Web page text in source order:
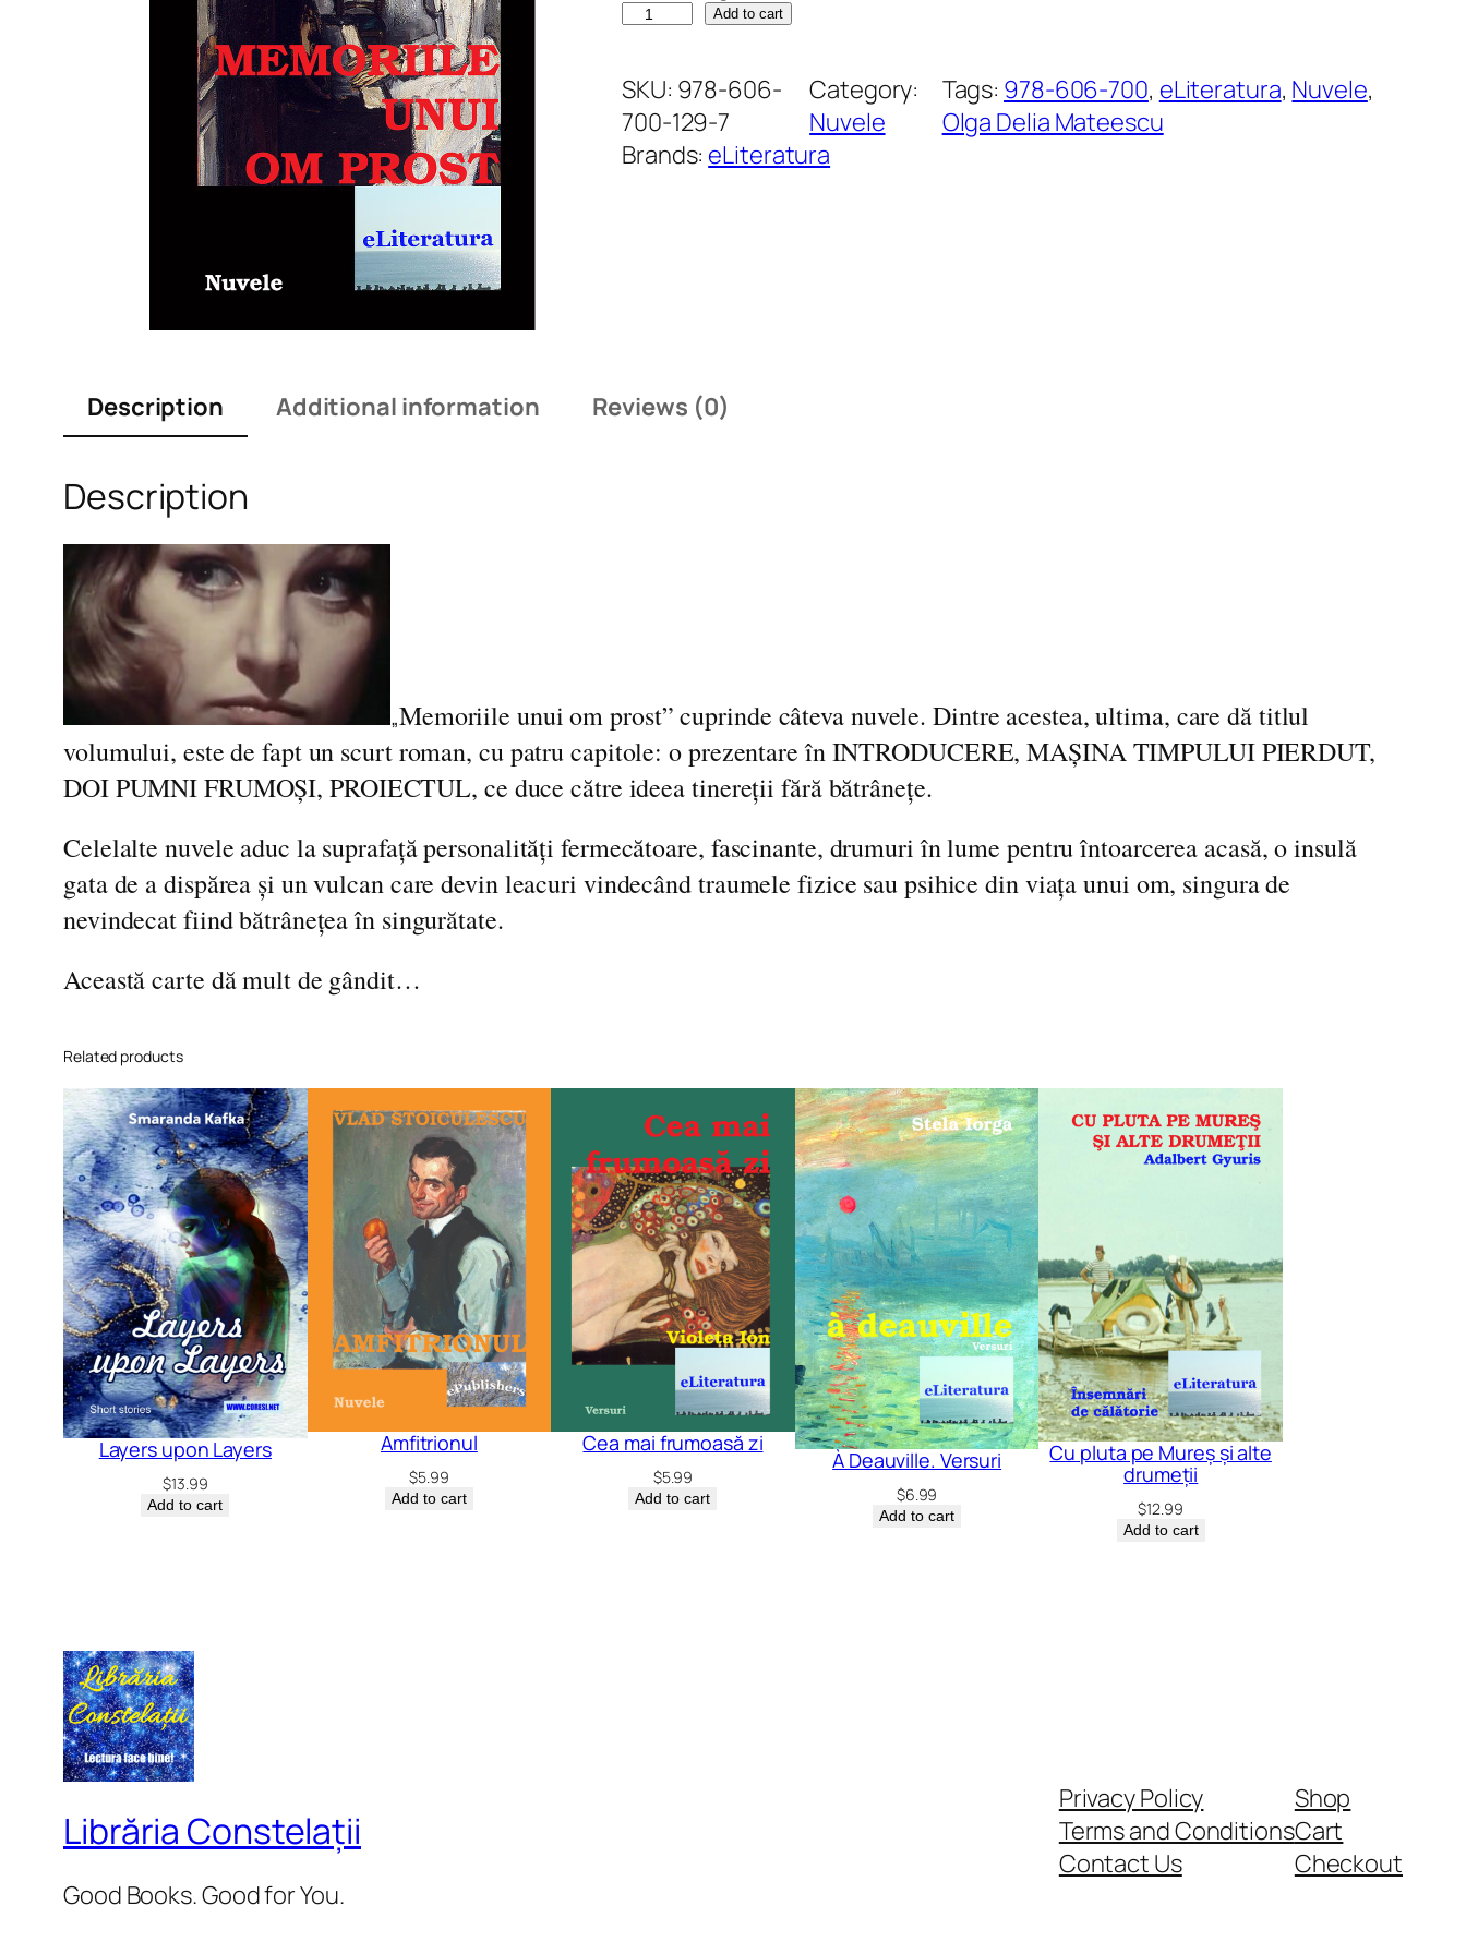
M
m
o
r
i
N
v
e
e
q
t
Add to cart
SKU: 978-606-
700-129-7
Category:
Nuvele
Tags: 978-606-700, eLiteratura, Nuvele
Olga Delia Mateescu
Brands: eLiteratura
Description Additional information Reviews (0)
Description
„Memoriile unui om prost” cuprinde câteva nuvele. Dintre acestea, ultima, care dă titlul
volumului, este de fapt un scurt roman, cu patru capitole: o prezentare în INTRODUCERE, MAȘINA TIMPULUI PIERDUT,
DOI PUMNI FRUMOȘI, PROIECTUL, ce duce către ideea tinereții fără bătrânețe.
Celelalte nuvele aduc la suprafață personalități fermecătoare, fascinante, drumuri în lume pentru întoarcerea acasă, o insulă
gata de a dispărea și un vulcan care devin leacuri vindecând traumele fizice sau psihice din viața unui om, singura de
nevindecat fiind bătrânețea în singurătate.
Această carte dă mult de gândit…
Related products
Layers upon Layers
$13.99
Add to cart
Amfitrionul
$5.99
Add to cart
Cea mai frumoasă zi
$5.99
Add to cart
À Deauville. Versuri
$6.99
Add to cart
Cu pluta pe Mureș și alte
drumeții
$12.99
Add to cart
Librăria Constelații
Good Books. Good for You.
Privacy Policy
Terms and Conditions
Contact Us
Shop
Cart
Checkout